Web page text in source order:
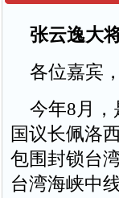
张云逸大
各位嘉宾，
今年8月，
国议长佩洛
包围封锁台
台湾海峡中